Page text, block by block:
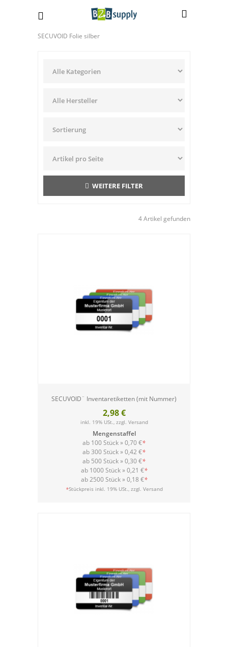
SECUVOID Folie silber
WEITERE FILTER
4 Artikel gefunden
SECUVOID¨ Inventaretiketten (mit Nummer)
2,98 €
inkl. 19% USt., zzgl. Versand
Mengenstaffel
ab 100 Stück »0,70 €*
ab 300 Stück »0,42 €*
ab 500 Stück »0,30 €*
ab 1000 Stück »0,21 €*
ab 2500 Stück »0,18 €*
*Stückpreis inkl. 19% USt., zzgl. Versand